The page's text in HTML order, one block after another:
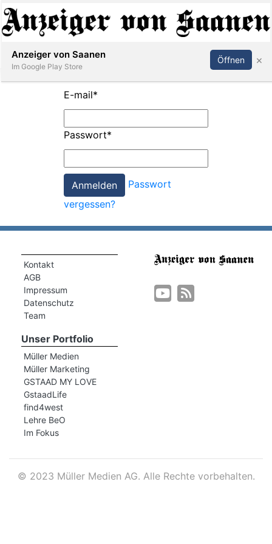
Abonnieren Anmelden
E-mail*
Passwort*
Passwort
vergessen?
Kontakt
AGB
Impressum
Datenschutz
Team
Unser Portfolio
Müller Medien
Müller Marketing
GSTAAD MY LOVE
GstaadLife
find4west
Lehre BeO
Im Fokus
© 2023 Müller Medien AG. Alle Rechte vorbehalten.
Anzeiger von Saanen
Im Google Play Store
Öffnen ×